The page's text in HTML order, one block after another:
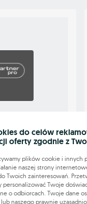
Taxi UBER
START!)
do celów
oferty zgodnie z
plików cookie i innych
naszej strony
Twoich zainteresowań.
personalizować Twoje
o odbiorcach. Twoje dane
naszego prawnie